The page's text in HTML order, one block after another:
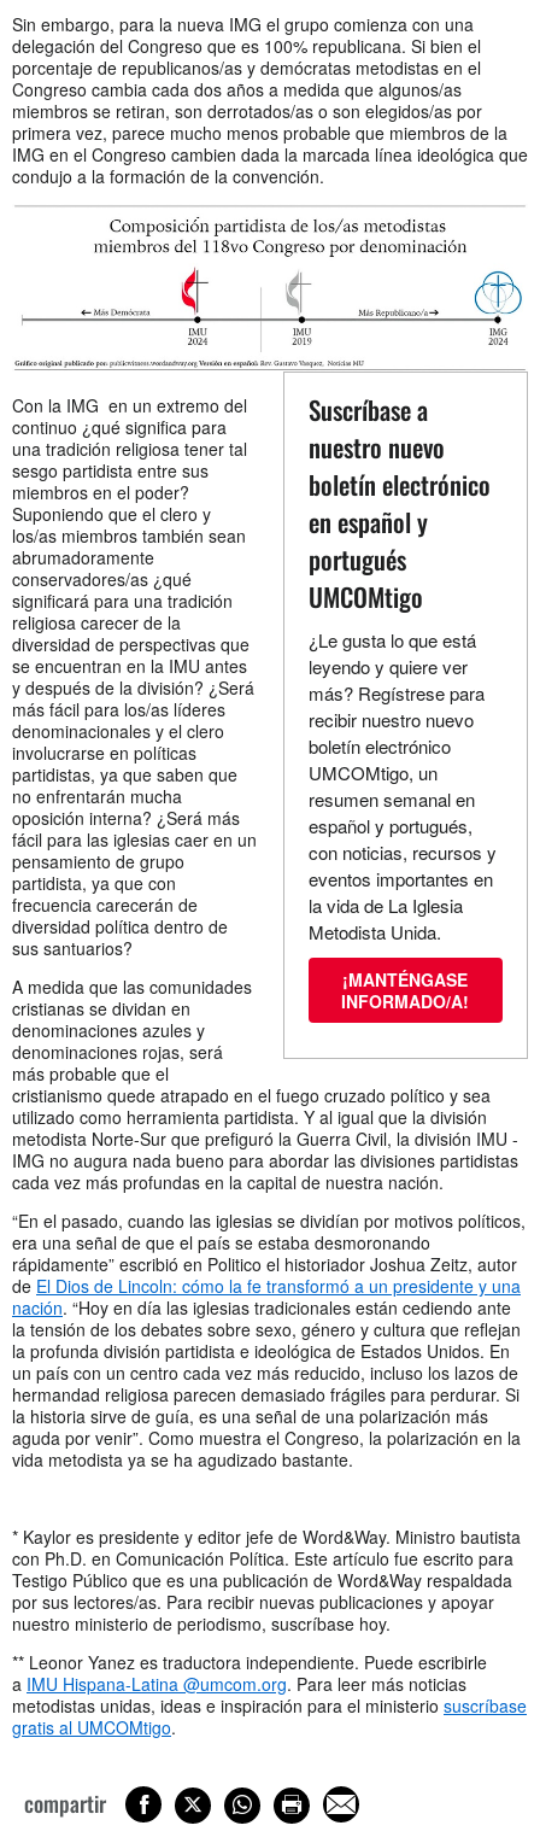
Sin embargo, para la nueva IMG el grupo comienza con una
delegación del Congreso que es 100% republicana. Si bien el
porcentaje de republicanos/as y demócratas metodistas en el
Congreso cambia cada dos años a medida que algunos/as
miembros se retiran, son derrotados/as o son elegidos/as por
primera vez, parece mucho menos probable que miembros de la
IMG en el Congreso cambien dada la marcada línea ideológica que
condujo a la formación de la convención.
Suscríbase a
nuestro nuevo
boletín electrónico
en español y
portugués
UMCOMtigo
¿Le gusta lo que está
leyendo y quiere ver
más? Regístrese para
recibir nuestro nuevo
boletín electrónico
UMCOMtigo, un
resumen semanal en
español y portugués,
con noticias, recursos y
eventos importantes en
la vida de La Iglesia
Metodista Unida.
¡MANTÉNGASE
INFORMADO/A!
Con la IMG en un extremo del
continuo ¿qué significa para
una tradición religiosa tener tal
sesgo partidista entre sus
miembros en el poder?
Suponiendo que el clero y
los/as miembros también sean
abrumadoramente
conservadores/as ¿qué
significará para una tradición
religiosa carecer de la
diversidad de perspectivas que
se encuentran en la IMU antes
y después de la división? ¿Será
más fácil para los/as líderes
denominacionales y el clero
involucrarse en políticas
partidistas, ya que saben que
no enfrentarán mucha
oposición interna? ¿Será más
fácil para las iglesias caer en un
pensamiento de grupo
partidista, ya que con
frecuencia carecerán de
diversidad política dentro de
sus santuarios?
A medida que las comunidades
cristianas se dividan en
denominaciones azules y
denominaciones rojas, será
más probable que el
cristianismo quede atrapado en el fuego cruzado político y sea
utilizado como herramienta partidista. Y al igual que la división
metodista Norte-Sur que prefiguró la Guerra Civil, la división IMU -
IMG no augura nada bueno para abordar las divisiones partidistas
cada vez más profundas en la capital de nuestra nación.
“En el pasado, cuando las iglesias se dividían por motivos políticos,
era una señal de que el país se estaba desmoronando
rápidamente” escribió en Politico el historiador Joshua Zeitz, autor
de El Dios de Lincoln: cómo la fe transformó a un presidente y una
nación. “Hoy en día las iglesias tradicionales están cediendo ante
la tensión de los debates sobre sexo, género y cultura que reflejan
la profunda división partidista e ideológica de Estados Unidos. En
un país con un centro cada vez más reducido, incluso los lazos de
hermandad religiosa parecen demasiado frágiles para perdurar. Si
la historia sirve de guía, es una señal de una polarización más
aguda por venir”. Como muestra el Congreso, la polarización en la
vida metodista ya se ha agudizado bastante.
* Kaylor es presidente y editor jefe de Word&Way. Ministro bautista
con Ph.D. en Comunicación Política. Este artículo fue escrito para
Testigo Público que es una publicación de Word&Way respaldada
por sus lectores/as. Para recibir nuevas publicaciones y apoyar
nuestro ministerio de periodismo, suscríbase hoy.
** Leonor Yanez es traductora independiente. Puede escribirle
a IMU Hispana-Latina @umcom.org. Para leer más noticias
metodistas unidas, ideas e inspiración para el ministerio suscríbase
gratis al UMCOMtigo.
compartir